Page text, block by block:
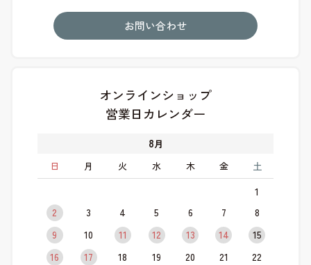
お問い合わせ
オンラインショップ
営業日カレンダー
8月
日
月 火 水 木 金 土
1
2
3 4 5 6 7
8
9
10 11 12 13 14
15
16
17 18 19 20 21
22